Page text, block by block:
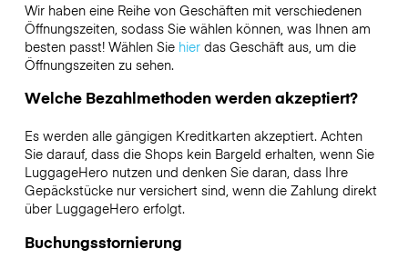
Wir haben eine Reihe von Geschäften mit verschiedenen
Öffnungszeiten, sodass Sie wählen können, was Ihnen am
besten passt! Wählen Sie hierdas Geschäft aus, um die
Öffnungszeiten zu sehen.
Welche Bezahlmethoden werden akzeptiert?
Es werden alle gängigen Kreditkarten akzeptiert. Achten
Sie darauf, dass die Shops kein Bargeld erhalten, wenn Sie
LuggageHero nutzen und denken Sie daran, dass Ihre
Gepäckstücke nur versichert sind, wenn die Zahlung direkt
über LuggageHero erfolgt.
Buchungsstornierung